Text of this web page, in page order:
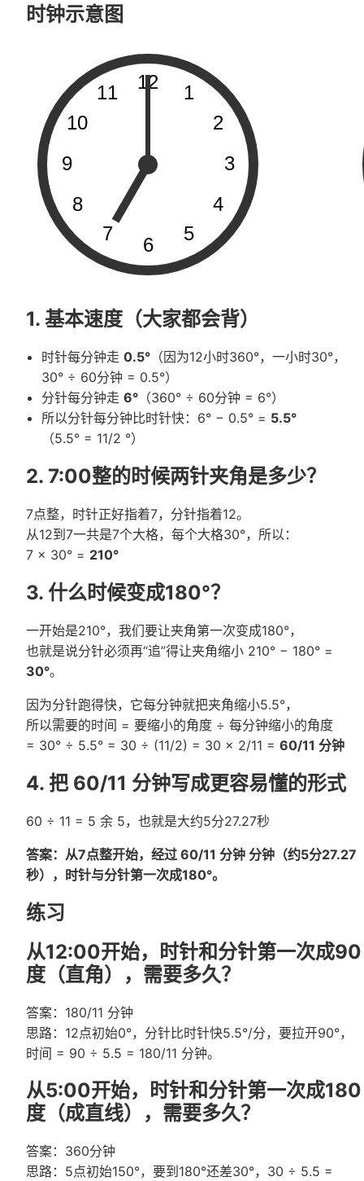
时钟示意图
1. 基本速度（大家都会背）
时针每分钟走0.5° （因为12小时360°，一小时30°，
30° ÷ 60分钟 = 0.5°）
分针每分钟走6° （360° ÷ 60分钟 = 6°）
所以分针每分钟比时针快：6° − 0.5° = 5.5°
（5.5° = 11/2 °）
2. 7:00整的时候两针夹角是多少？
7点整，时针正好指着7，分针指着12。
从12到7一共是7个大格，每个大格30°，所以：
7 × 30° = 210°
3. 什么时候变成180°？
一开始是210°，我们要让夹角第一次变成180°，
也就是说分针必须再“追”得让夹角缩小 210° − 180° =
30°。
因为分针跑得快，它每分钟就把夹角缩小5.5°，
所以需要的时间 = 要缩小的角度 ÷ 每分钟缩小的角度
= 30° ÷ 5.5° = 30 ÷ (11/2) = 30 × 2/11 = 60/11 分钟
4. 把 60/11 分钟写成更容易懂的形式
60 ÷ 11 = 5 余 5，也就是大约5分27.27秒
答案：从7点整开始，经过 60/11 分钟 分钟（约5分27.27
秒），时针与分针第一次成180°。
练习
从12:00开始，时针和分针第一次成90
度（直角），需要多久？
答案：180/11 分钟
思路：12点初始0°，分针比时针快5.5°/分，要拉开90°，
时间 = 90 ÷ 5.5 = 180/11 分钟。
从5:00开始，时针和分针第一次成180
度（成直线），需要多久？
答案：360分钟
思路：5点初始150°，要到180°还差30°，30 ÷ 5.5 =